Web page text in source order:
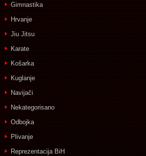
Gimnastika
Hrvanje
Jiu Jitsu
Karate
Košarka
Kuglanje
Navijači
Nekategorisano
Odbojka
Plivanje
Reprezentacija BiH